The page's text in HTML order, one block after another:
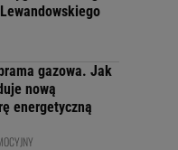
gazowa. Jak
nową
energetyczną